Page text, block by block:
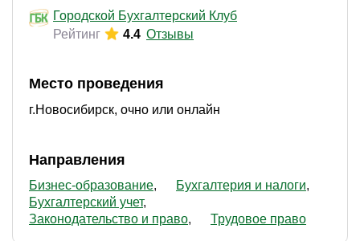
Городской Бухгалтерский Клуб
Рейтинг
4.4 Отзывы
Место проведения
г.Новосибирск, очно или онлайн
Направления
Бизнес-образование
Бухгалтерия и налоги
Бухгалтерский учет
Законодательство и право
Трудовое право